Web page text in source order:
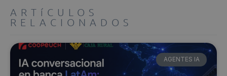
ARTíCULOS
RELACIONADOS
AGENTES IA